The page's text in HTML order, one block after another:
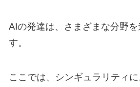
AIの発達は、さまざまな分野を
す。
ここでは、シンギュラリティ